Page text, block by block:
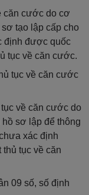
căn cước do cơ
sơ tạo lập cấp cho
định được quốc
tục về căn cước.
tục về căn cước
về căn cước do
sơ lập để thông
xác định
tục về căn
09 số, số định